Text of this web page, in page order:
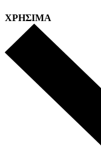
ΧΡΗΣΙΜΑ